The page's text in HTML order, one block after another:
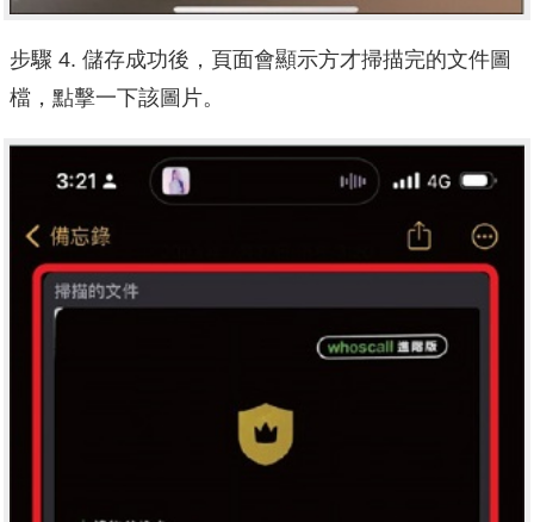
步驟 4. 儲存成功後，頁面會顯示方才掃描完的文件圖
檔，點擊一下該圖片。